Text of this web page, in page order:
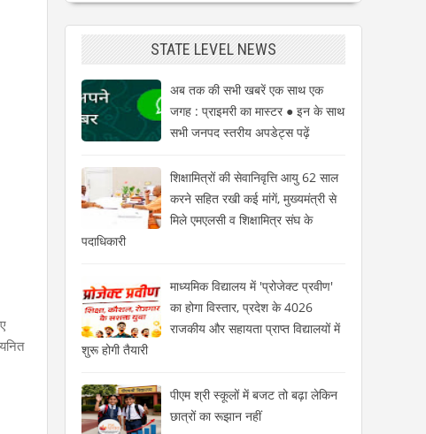
STATE LEVEL NEWS
अब तक की सभी खबरें एक साथ एक
जगह : प्राइमरी का मास्टर ● इन के साथ
सभी जनपद स्तरीय अपडेट्स पढ़ें
शिक्षामित्रों की सेवानिवृत्ति आयु 62 साल
करने सहित रखी कई मांगें, मुख्यमंत्री से
मिले एमएलसी व शिक्षामित्र संघ के
पदाधिकारी
माध्यमिक विद्यालय में 'प्रोजेक्ट प्रवीण'
का होगा विस्तार, प्रदेश के 4026
राजकीय और सहायता प्राप्त विद्यालयों में
शुरू होगी तैयारी
पीएम श्री स्कूलों में बजट तो बढ़ा लेकिन
छात्रों का रूझान नहीं